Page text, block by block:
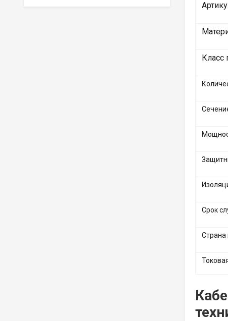
Класс
Срок
Страна